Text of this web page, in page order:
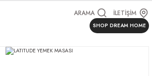
ARAMA İLETİŞİM
SHOP DREAM HOME